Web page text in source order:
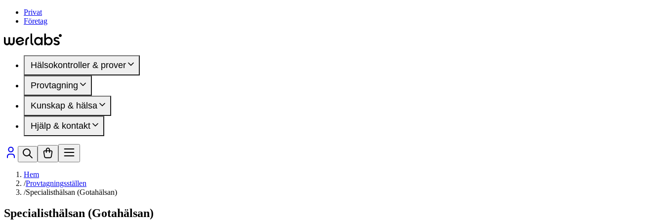
Privat
Företag
Hälsokontroller & prover
Hälsokontroller
Kvinnohälsa
Manlig hälsa
DEXA-undersökning
Mindre blodprov
Hälsomarkörer
Medlemskap
Presentkort
Provtagning
Provtagningsställen
Inför provtagning
Kunskap & hälsa
Artiklar
Hälsoområden
Sjukdomar & besvär
Hälsomarkörer
Hjälp & kontakt
Så fungerar det
Vanliga frågor
Hem
/Provtagningsställen
/Specialisthälsan (Gotahälsan)
Specialisthälsan (Gotahälsan)